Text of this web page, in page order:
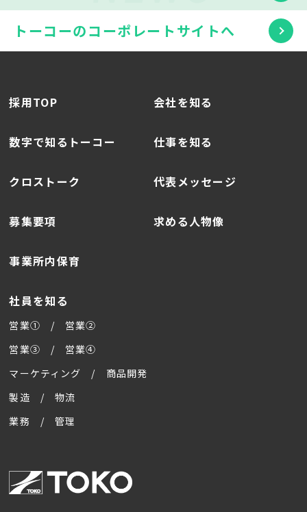
トーコーのコーポレートサイトへ
採用TOP
数字で知るトーコー
クロストーク
募集要項
事業所内保育
会社を知る
仕事を知る
代表メッセージ
求める人物像
社員を知る
営業① / 営業②
営業③ / 営業④
マーケティング / 商品開発
製造 / 物流
業務 / 管理